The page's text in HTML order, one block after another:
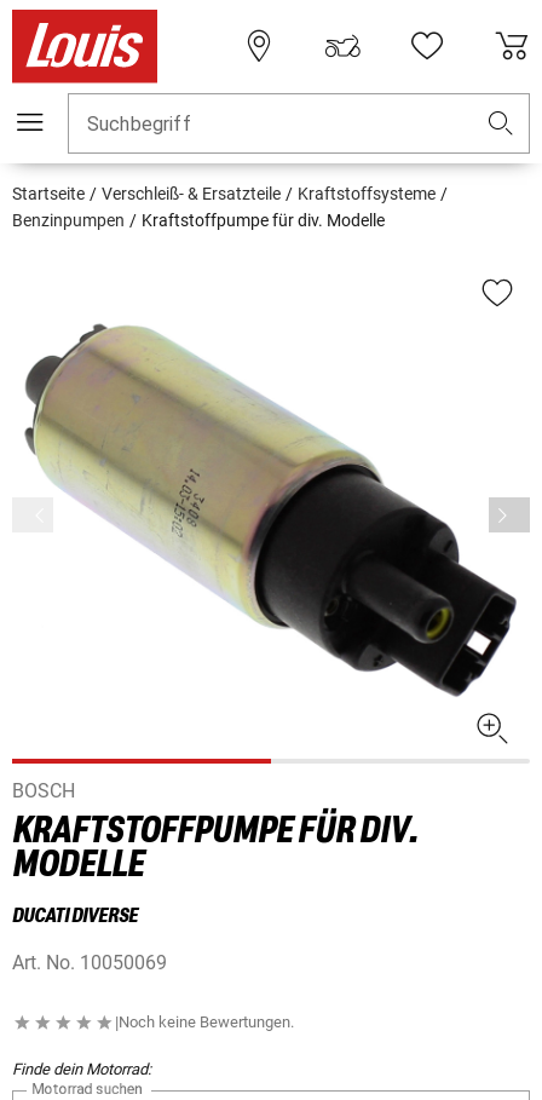
Suchbegriff
Startseite Verschleiß- & Ersatzteile
Kraftstoffsysteme
Benzinpumpen
Kraftstoffpumpe für div. Modelle
BOSCH
KRAFTSTOFFPUMPE FÜR DIV.
MODELLE
DUCATI DIVERSE
Art. No. 10050069
|Noch keine Bewertungen.
Finde dein Motorrad:
Motorrad suchen